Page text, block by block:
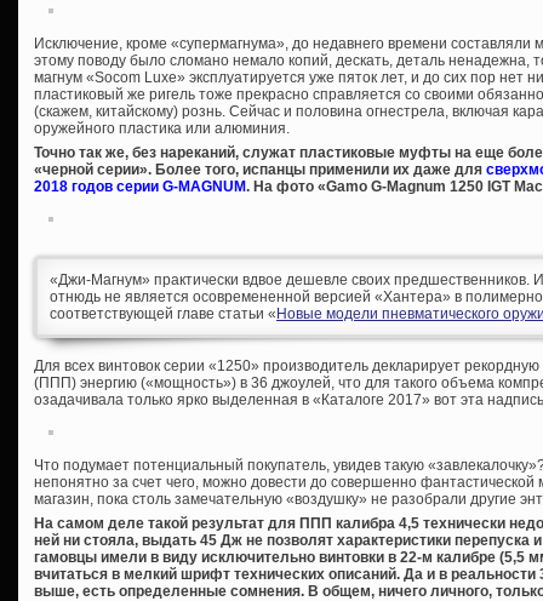
Исключение, кроме «супермагнума», до недавнего времени
этому поводу было сломано немало копий, дескать, деталь ненадежна,
магнум «Socom Luxe» эксплуатируется уже пяток лет, и до сих пор нет
пластиковый же ригель тоже прекрасно справляется со своими
(скажем, китайскому) рознь. Сейчас и половина огнестрела, включая
оружейного пластика или алюминия.
Точно так же, без нареканий, служат пластиковые муфты на еще
«черной серии». Более того, испанцы применили их даже для
2018 годов серии G-MAGNUM. На фото «Gamo G-Magnum 1250 IGT
«Джи-Магнум» практически вдвое дешевле своих предшественников.
отнюдь не является осовремененной версией «Хантера» в
соответствующей главе статьи «Новые модели пневматического
Для всех винтовок серии «1250» производитель декларирует
(ППП) энергию («мощность») в 36 джоулей, что для такого объема
озадачивала только ярко выделенная в «Каталоге 2017» вот эта
Что подумает потенциальный покупатель, увидев такую
непонятно за счет чего, можно довести до совершенно
магазин, пока столь замечательную «воздушку» не разобрали другие
На самом деле такой результат для ППП калибра 4,5 технически
ней ни стояла, выдать 45 Дж не позволят характеристики перепуска
гамовцы имели в виду исключительно винтовки в 22-м калибре (5,5
вчитаться в мелкий шрифт технических описаний. Да и в
выше, есть определенные сомнения. В общем, ничего личного,